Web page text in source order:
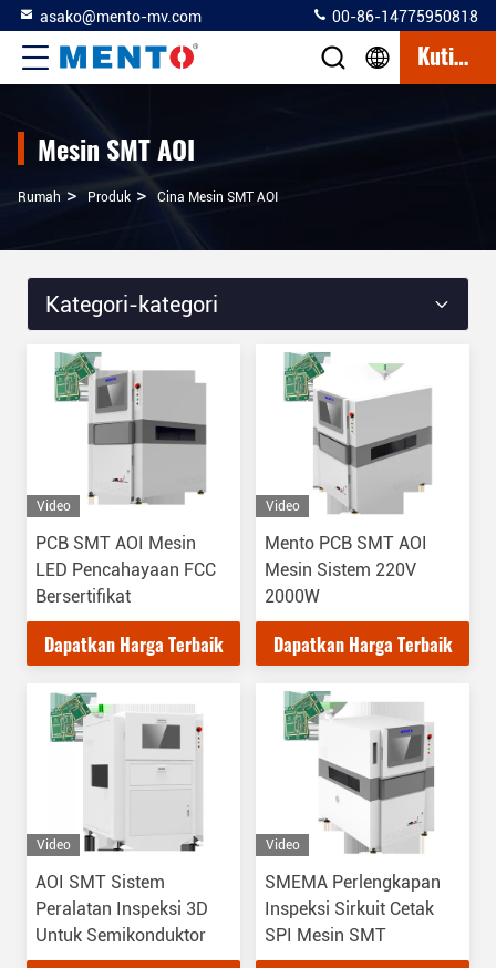
asako@mento-mv.com 00-86-14775950818
Kutipan
Mesin SMT AOI
Rumah > Produk > Cina Mesin SMT AOI
Kategori-kategori
Video
PCB SMT AOI Mesin
LED Pencahayaan FCC
Bersertifikat
Dapatkan Harga Terbaik
Video
Mento PCB SMT AOI
Mesin Sistem 220V
2000W
Dapatkan Harga Terbaik
Video
AOI SMT Sistem
Peralatan Inspeksi 3D
Untuk Semikonduktor
Video
SMEMA Perlengkapan
Inspeksi Sirkuit Cetak
SPI Mesin SMT